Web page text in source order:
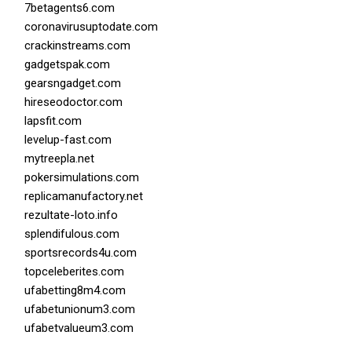
7betagents6.com
coronavirusuptodate.com
crackinstreams.com
gadgetspak.com
gearsngadget.com
hireseodoctor.com
lapsfit.com
levelup-fast.com
mytreepla.net
pokersimulations.com
replicamanufactory.net
rezultate-loto.info
splendifulous.com
sportsrecords4u.com
topceleberites.com
ufabetting8m4.com
ufabetunionum3.com
ufabetvalueum3.com